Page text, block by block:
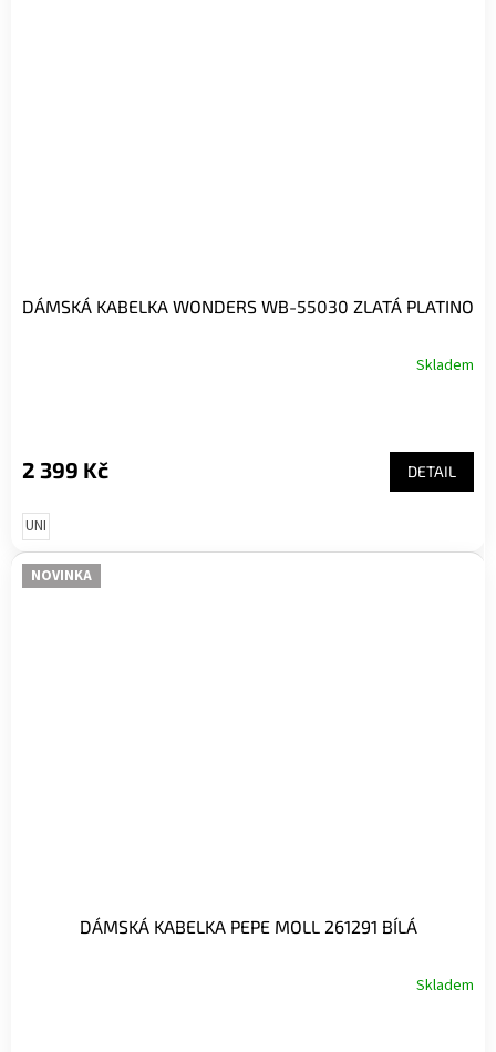
DÁMSKÁ KABELKA WONDERS WB-55030 ZLATÁ PLATINO
Skladem
2 399 Kč DETAIL
UNI
NOVINKA
DÁMSKÁ KABELKA PEPE MOLL 261291 BÍLÁ
Skladem